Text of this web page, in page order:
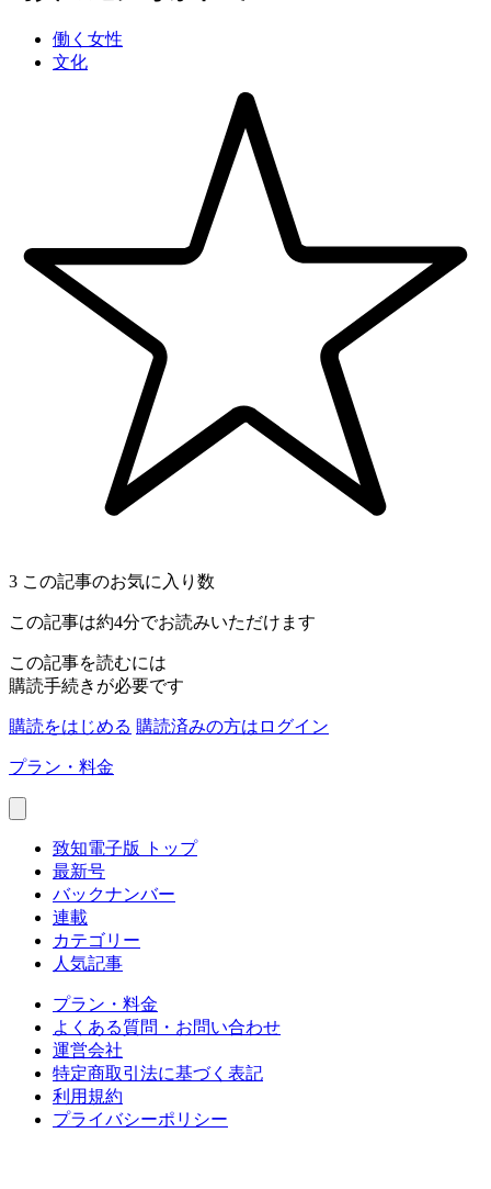
働く女性
文化
3 この記事のお気に入り数
この記事は約4分でお読みいただけます
この記事を読むには
購読手続きが必要です
購読をはじめる 購読済みの方はログイン
プラン・料金
致知電子版 トップ
最新号
バックナンバー
連載
カテゴリー
人気記事
プラン・料金
よくある質問・お問い合わせ
運営会社
特定商取引法に基づく表記
利用規約
プライバシーポリシー